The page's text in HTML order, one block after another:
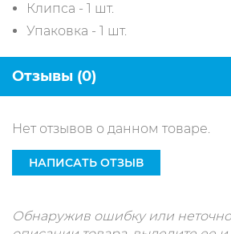
Клипса - 1 шт.
Упаковка - 1 шт.
Отзывы (0)
Нет отзывов о данном товаре.
НАПИСАТЬ ОТЗЫВ
Обнаружив ошибку или